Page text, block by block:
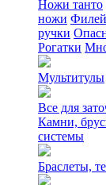
Ножи танто
ножи
ручки
Рогатки
Мультитулы
Все для
Камни,
системы
Браслеты,